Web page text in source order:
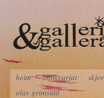
heim antikvariat
olav grimstad